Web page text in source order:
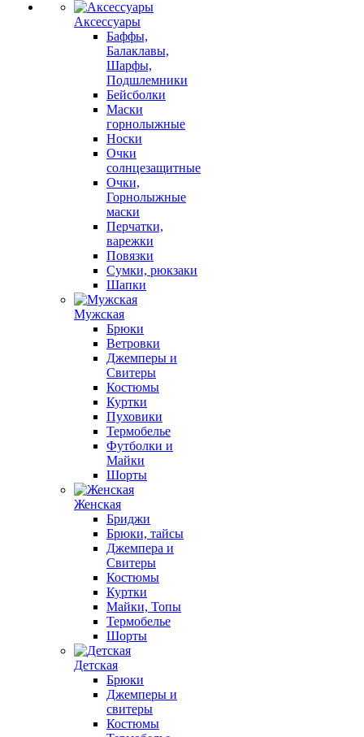
Аксессуары
Баффы,
Балаклавы,
Шарфы,
Подшлемники
Бейсболки
Маски
горнолыжные
Носки
Очки
солнцезащитные
Очки,
Горнолыжные
маски
Перчатки,
варежки
Повязки
Сумки, рюкзаки
Шапки
Мужская
Брюки
Ветровки
Джемперы и
Свитеры
Костюмы
Куртки
Пуховики
Термобелье
Футболки и
Майки
Шорты
Женская
Бриджи
Брюки, тайсы
Джемпера и
Свитеры
Костюмы
Куртки
Майки, Топы
Термобелье
Шорты
Детская
Брюки
Джемперы и
свитеры
Костюмы